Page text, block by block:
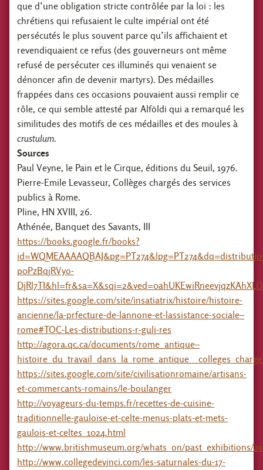
que d’une obligation stricte contrôlée par la loi : les
chrétiens qui refusaient le culte impérial ont été
persécutés le plus souvent parce qu’ils affichaient et
revendiquaient ce refus (des gouverneurs ont même
refusé de persécuter ces illuminés qui venaient se
dénoncer afin de devenir martyrs). Des médailles
frappées dans ces occasions pouvaient aussi remplir ce
rôle, ce qui semble attesté par Alföldi qui a remarqué les
similitudes des motifs de ces médailles et des moules à
crustulum.
Sources
Paul Veyne, le Pain et le Cirque, éditions du Seuil, 1976.
Pierre-Emile Levasseur, Collèges chargés des services
publics à Rome.
Pline, HN XVIII, 26.
Athénée, Banquet des Savants, III
https://books.google.fr/books?
p0PzBqjRVyo-
https://sites.google.com/site/insatiatrix/histoire/histoire-
ancienne/la-prfecture-de-lannone-et-lassistance-sociale–
rome#TOC-Les-distributions-r-guli-res
http://agora.qc.ca/documents/rome_antique–
https://sites.google.com/site/civilisationromaine/artisans-
et-commercants-romains/le-boulanger
http://voyageurs-du-temps.fr/recettes-de-cuisine-
traditionnelle-gauloise-et-celte-menus-plats-et-mets-
gaulois-et-celtes_1024.html
http://www.britishmuseum.org/whats_on/past_exhibitions/
http://www.collegedevinci.com/les-saturnales-du-17-